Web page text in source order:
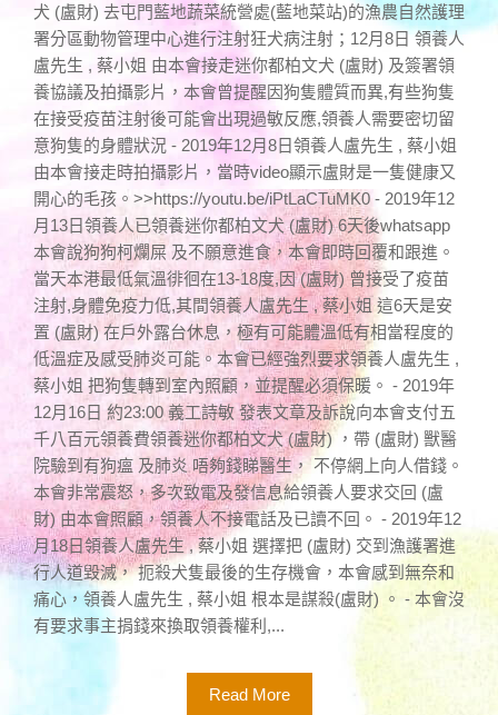
犬 (盧財) 去屯門藍地蔬菜統營處(藍地菜站)的漁農自然護理
署分區動物管理中心進行注射狂犬病注射；12月8日 領養人
盧先生 , 蔡小姐 由本會接走迷你都柏文犬 (盧財) 及簽署領
養協議及拍攝影片，本會曾提醒因狗隻體質而異,有些狗隻
在接受疫苗注射後可能會出現過敏反應,領養人需要密切留
意狗隻的身體狀況 - 2019年12月8日領養人盧先生 , 蔡小姐
由本會接走時拍攝影片，當時video顯示盧財是一隻健康又
開心的毛孩。>>https://youtu.be/iPtLaCTuMK0 - 2019年12
月13日領養人已領養迷你都柏文犬 (盧財) 6天後whatsapp
本會說狗狗柯爛屎 及不願意進食，本會即時回覆和跟進。
當天本港最低氣溫徘徊在13-18度,因 (盧財) 曾接受了疫苗
注射,身體免疫力低,其間領養人盧先生 , 蔡小姐 這6天是安
置 (盧財) 在戶外露台休息，極有可能體溫低有相當程度的
低溫症及感受肺炎可能。本會已經強烈要求領養人盧先生 ,
蔡小姐 把狗隻轉到室內照顧，並提醒必須保暖。 - 2019年
12月16日 約23:00 義工詩敏 發表文章及訴說向本會支付五
千八百元領養費領養迷你都柏文犬 (盧財) ，帶 (盧財) 獸醫
院驗到有狗瘟 及肺炎 唔夠錢睇醫生， 不停網上向人借錢。
本會非常震怒，多次致電及發信息給領養人要求交回 (盧
財) 由本會照顧，領養人不接電話及已讀不回。 - 2019年12
月18日領養人盧先生 , 蔡小姐 選擇把 (盧財) 交到漁護署進
行人道毀滅， 扼殺犬隻最後的生存機會，本會感到無奈和
痛心，領養人盧先生 , 蔡小姐 根本是謀殺(盧財) 。 - 本會沒
有要求事主捐錢來換取領養權利,...
Read More